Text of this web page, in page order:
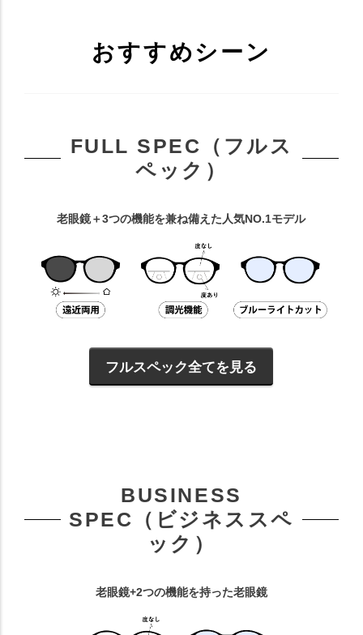
おすすめシーン
FULL SPEC（フルス
ペック）
老眼鏡＋3つの機能を兼ね備えた人気NO.1モデル
フルスペック全てを見る
BUSINESS
SPEC（ビジネススペ
ック）
老眼鏡+2つの機能を持った老眼鏡